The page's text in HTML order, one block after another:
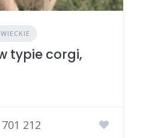
typie corgi,
212